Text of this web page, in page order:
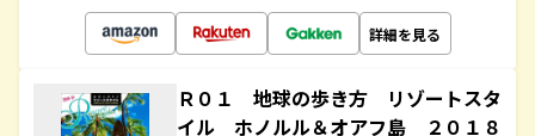
詳細を見る
Ｒ０１ 地球の歩き方 リゾートスタ
イル ホノルル＆オアフ島 ２０１８